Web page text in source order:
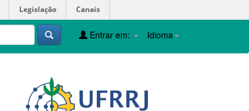
Legislação Canais
Idioma
Entrar em: